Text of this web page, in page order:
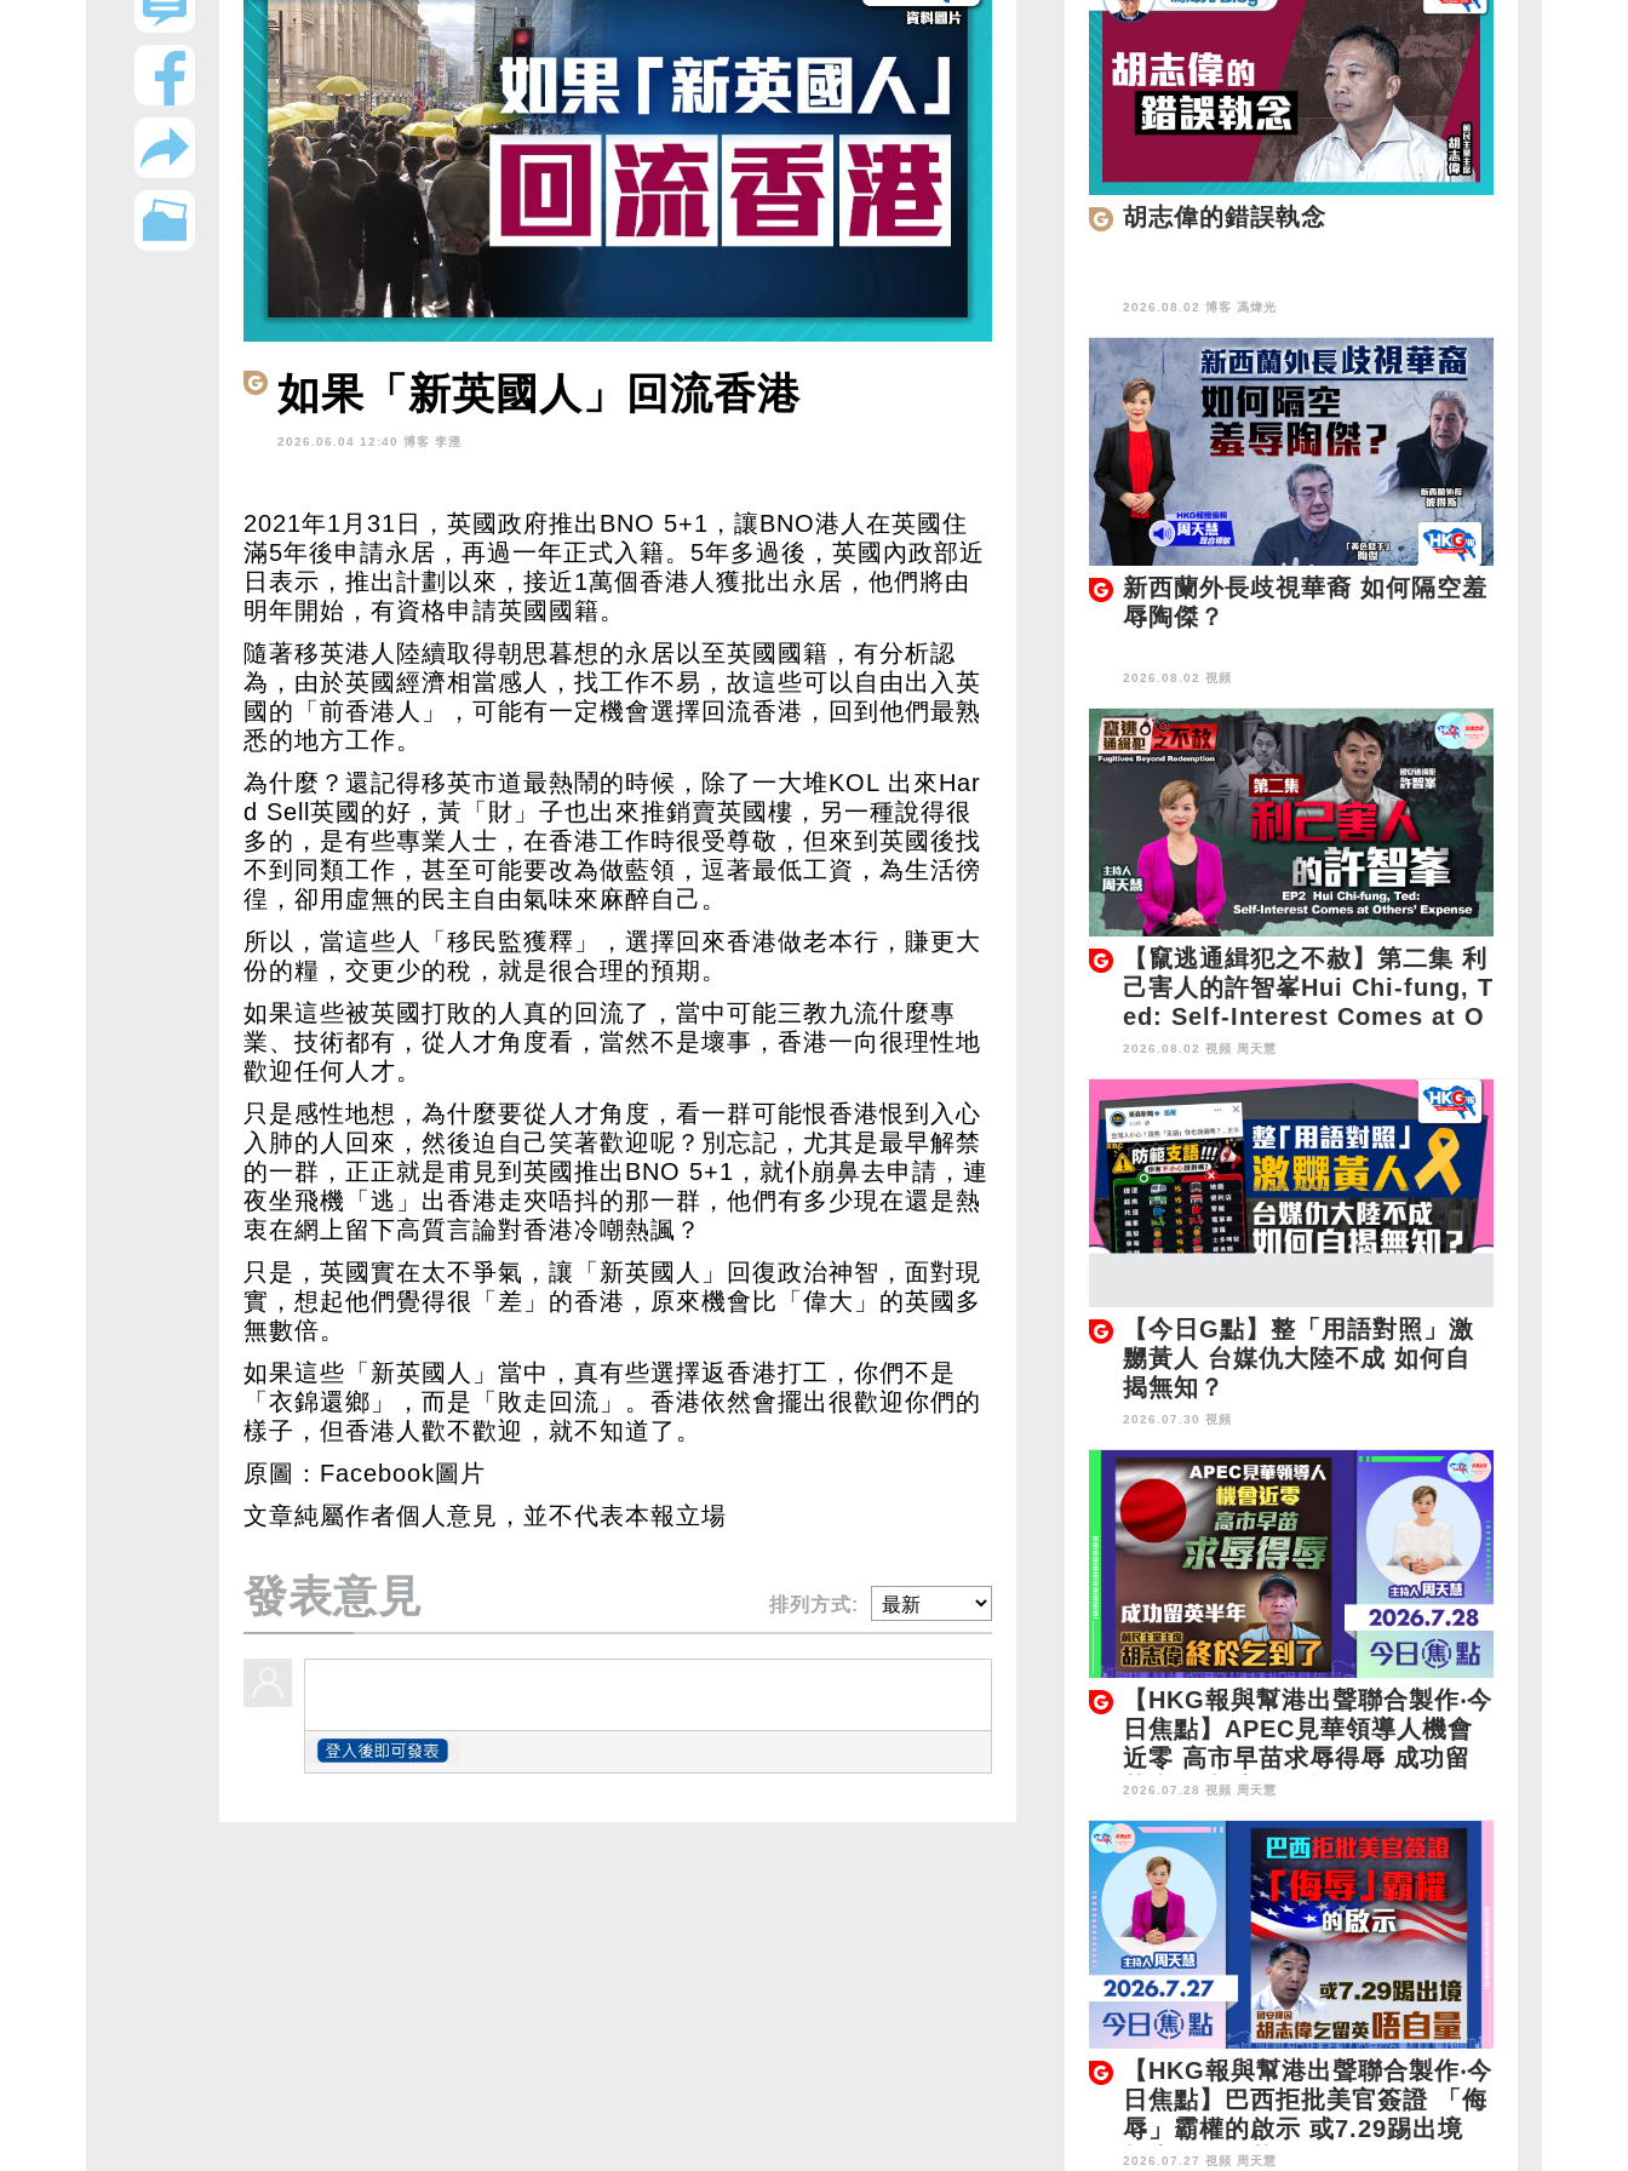
如果「新英國人」回流香港
2026.06.04 12:40 博客 李湮
2021年1月31日，英國政府推出BNO 5+1，讓BNO港人在英國住
滿5年後申請永居，再過一年正式入籍。5年多過後，英國內政部近
日表示，推出計劃以來，接近1萬個香港人獲批出永居，他們將由
明年開始，有資格申請英國國籍。
隨著移英港人陸續取得朝思暮想的永居以至英國國籍，有分析認
為，由於英國經濟相當感人，找工作不易，故這些可以自由出入英
國的「前香港人」，可能有一定機會選擇回流香港，回到他們最熟
悉的地方工作。
為什麼？還記得移英市道最熱鬧的時候，除了一大堆KOL 出來Har
d Sell英國的好，黃「財」子也出來推銷賣英國樓，另一種說得很
多的，是有些專業人士，在香港工作時很受尊敬，但來到英國後找
不到同類工作，甚至可能要改為做藍領，逗著最低工資，為生活徬
徨，卻用虛無的民主自由氣味來麻醉自己。
所以，當這些人「移民監獲釋」，選擇回來香港做老本行，賺更大
份的糧，交更少的稅，就是很合理的預期。
如果這些被英國打敗的人真的回流了，當中可能三教九流什麼專
業、技術都有，從人才角度看，當然不是壞事，香港一向很理性地
歡迎任何人才。
只是感性地想，為什麼要從人才角度，看一群可能恨香港恨到入心
入肺的人回來，然後迫自己笑著歡迎呢？別忘記，尤其是最早解禁
的一群，正正就是甫見到英國推出BNO 5+1，就仆崩鼻去申請，連
夜坐飛機「逃」出香港走夾唔抖的那一群，他們有多少現在還是熱
衷在網上留下高質言論對香港冷嘲熱諷？
只是，英國實在太不爭氣，讓「新英國人」回復政治神智，面對現
實，想起他們覺得很「差」的香港，原來機會比「偉大」的英國多
無數倍。
如果這些「新英國人」當中，真有些選擇返香港打工，你們不是
「衣錦還鄉」，而是「敗走回流」。香港依然會擺出很歡迎你們的
樣子，但香港人歡不歡迎，就不知道了。
原圖：Facebook圖片
文章純屬作者個人意見，並不代表本報立場
發表意見 排列方式:
胡志偉的錯誤執念
2026.08.02 博客 馮煒光
新西蘭外長歧視華裔 如何隔空羞
辱陶傑？
2026.08.02 視頻
【竄逃通緝犯之不赦】第二集 利
己害人的許智峯Hui Chi-fung, T
ed: Self-Interest Comes at O
thers' Expense
2026.08.02 視頻 周天慧
【今日G點】整「用語對照」激
嬲黃人 台媒仇大陸不成 如何自
揭無知？
2026.07.30 視頻
【HKG報與幫港出聲聯合製作‧今
日焦點】APEC見華領導人機會
近零 高市早苗求辱得辱 成功留
英半年 胡志偉終於乞到了
2026.07.28 視頻 周天慧
【HKG報與幫港出聲聯合製作‧今
日焦點】巴西拒批美官簽證 「侮
辱」霸權的啟示 或7.29踢出境
胡志偉乞留英唔自量
2026.07.27 視頻 周天慧